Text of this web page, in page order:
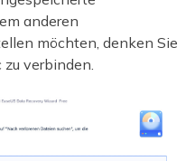
anderen
möchten, denken Sie
verbinden.